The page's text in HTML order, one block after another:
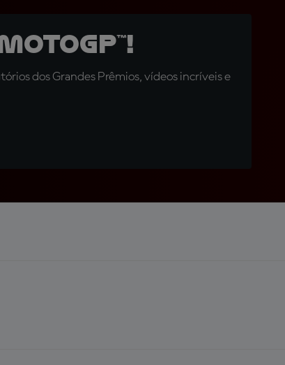
dos Grandes Prêmios, vídeos incríveis e